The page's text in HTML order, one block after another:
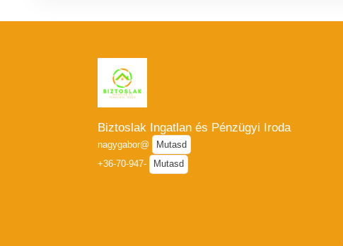
Biztoslak Ingatlan és Pénzügyi Iroda
nagygabor@
Mutasd
+36-70-947-
Mutasd